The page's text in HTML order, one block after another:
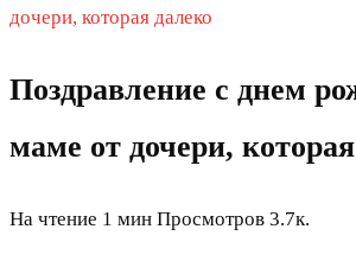
дочери, которая далеко
Поздравление с днем
маме от дочери,
На чтение 1 мин Просмотров 3.7к.